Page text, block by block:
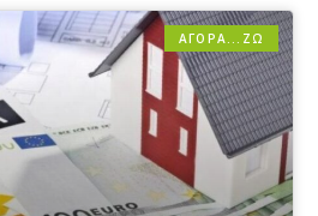
ΑΓΟΡΑ...ΖΩ